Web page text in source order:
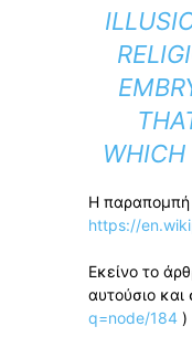
WHICH
Η παραπομπή
https://
Εκείνο το
αυτούσιο
q=node/184 )